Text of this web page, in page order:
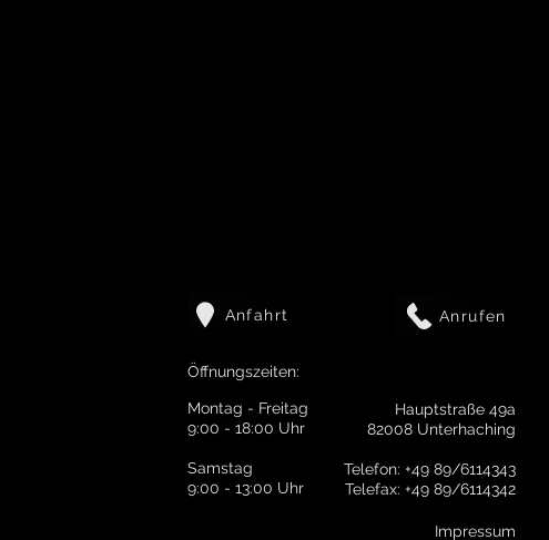
Anfahrt
Öffnungszeiten:
Montag - Freitag
9:00 - 18:00 Uhr
Samstag
9:00 - 13:00 Uhr
Anrufen
Hauptstraße 49a
82008 Unterhaching
Telefon: +49 89/6114343
Telefax: +49 89/6114342
Impressum